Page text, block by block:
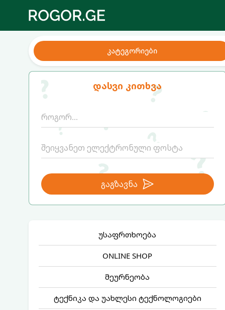
კატეგორიები
დასვი კითხვა
გაგზავნა
უსაფრთხოება
ONLINE SHOP
მეურნეობა
ტექნიკა და უახლესი ტექნოლოგიები